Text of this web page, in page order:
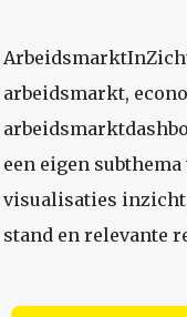
arbeidsmarkt,
een eigen
visualisaties inzicht
stand en relevante